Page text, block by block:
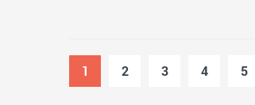
1 2 3 4 5